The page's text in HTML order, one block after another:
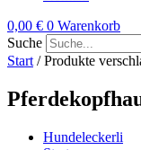
0,00 € 0 Warenkorb
Suche
Start / Produkte
Hundeleckerli